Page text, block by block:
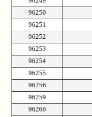
96250
96251
96252
96253
96254
96255
96256
96259
96260